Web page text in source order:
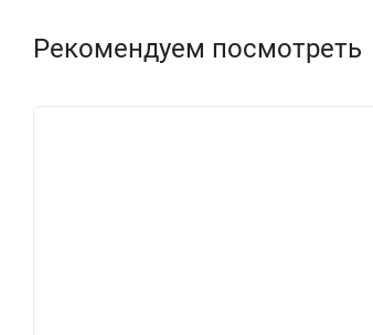
Рекомендуем посмотреть